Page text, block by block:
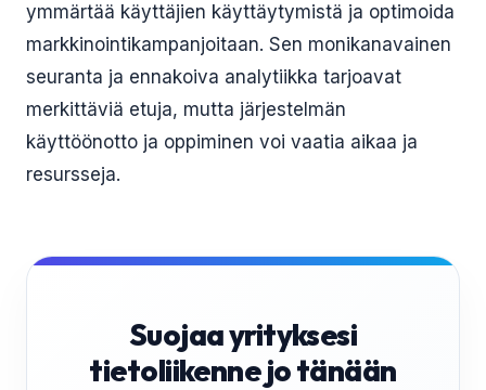
ymmärtää käyttäjien käyttäytymistä ja optimoida
markkinointikampanjoitaan. Sen monikanavainen
seuranta ja ennakoiva analytiikka tarjoavat
merkittäviä etuja, mutta järjestelmän
käyttöönotto ja oppiminen voi vaatia aikaa ja
resursseja.
Suojaa yrityksesi
tietoliikenne jo tänään